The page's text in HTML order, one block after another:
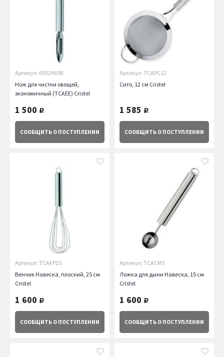
Артикул: 00024698
Нож для чистки овощей,
экономичный (TCAEE) Cristel
1 500 руб.
СООБЩИТЬ О ПОСТУПЛЕНИИ
Артикул: TCAPC12
Сито, 12 см Cristel
1 585 руб.
СООБЩИТЬ О ПОСТУПЛЕНИИ
Артикул: TCAFP25
Венчик Навеска, плоский, 25 см
Cristel
1 600 руб.
СООБЩИТЬ О ПОСТУПЛЕНИИ
Артикул: TCACM3
Ложка для дыни Навеска, 15 см
Cristel
1 600 руб.
СООБЩИТЬ О ПОСТУПЛЕНИИ